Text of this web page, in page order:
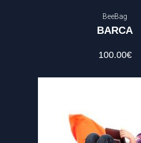
BeeBag
BARCA
100.00€